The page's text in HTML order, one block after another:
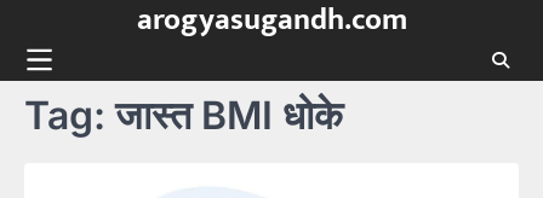
content
arogyasugandh.com
Tag:जास्त BMI धोके